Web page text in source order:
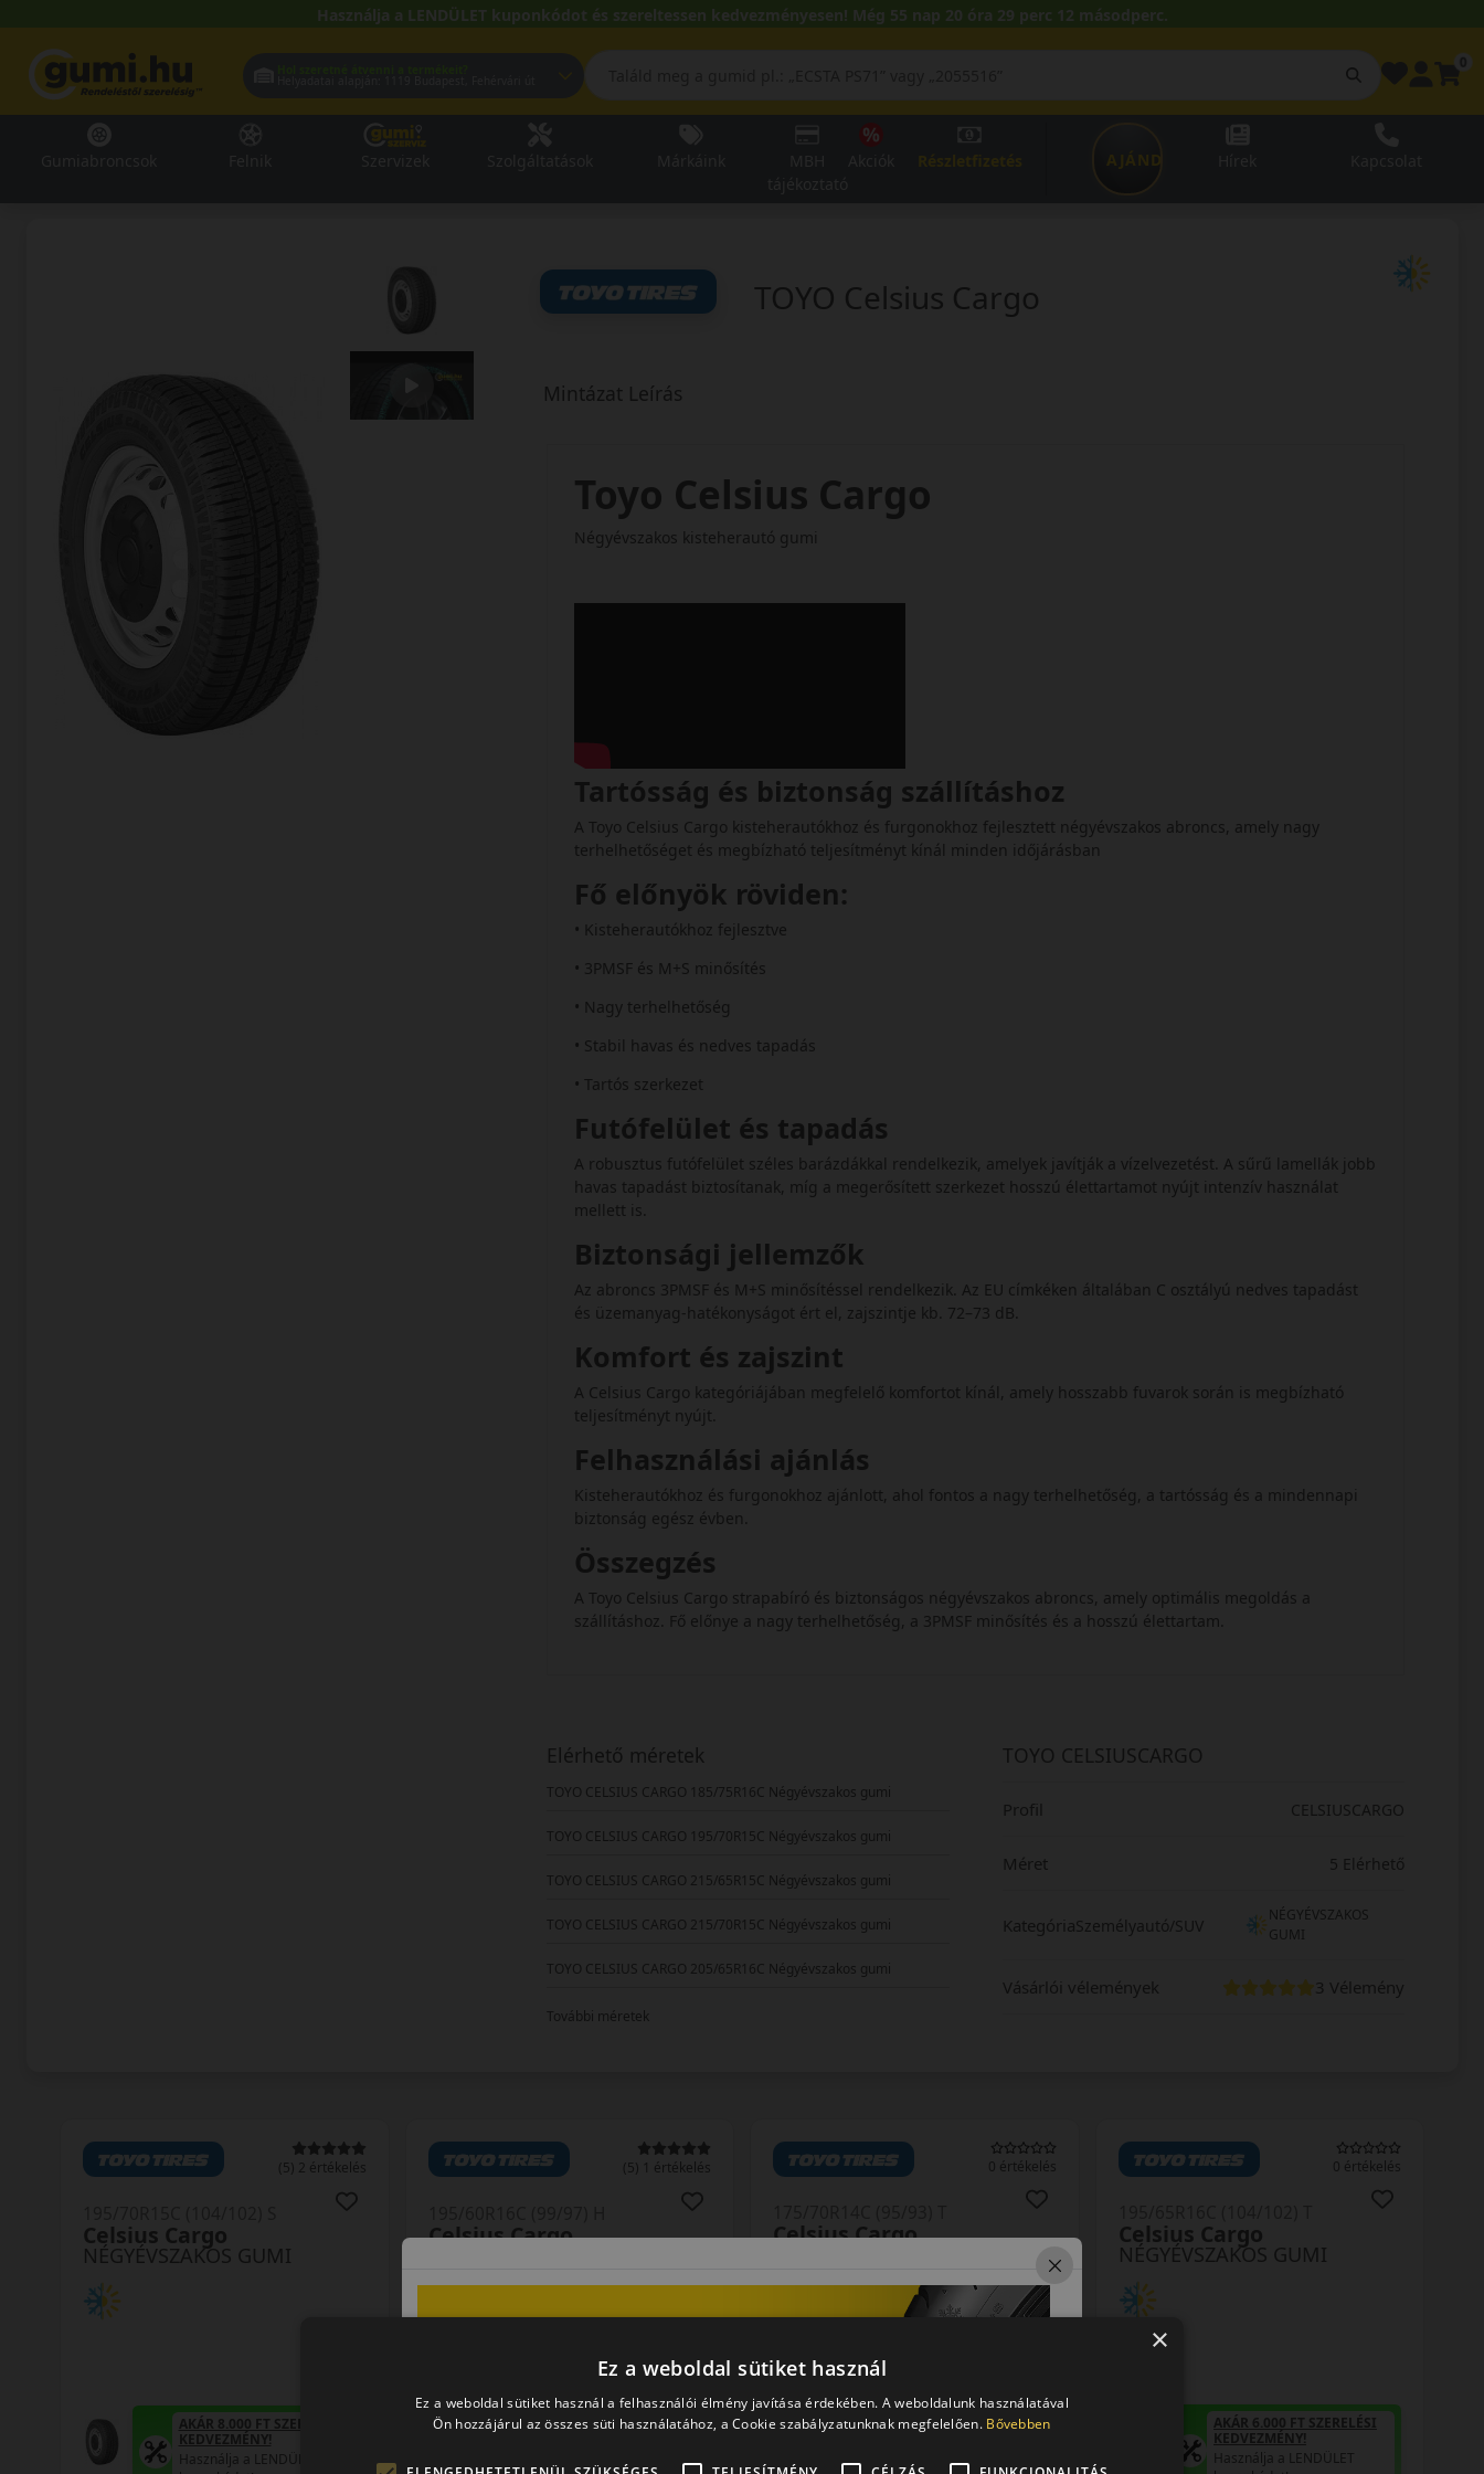
Használja a LENDÜLET kuponkódot és szereltessen kedvezményesen! Még 55 nap 20 óra 29 perc 11 másodperc.
AJÁNDÉKUTALVÁNY
TOYO Celsius Cargo
Mintázat Leírás
Toyo Celsius Cargo
Négyévszakos kisteherautó gumi
Tartósság és biztonság szállításhoz
A Toyo Celsius Cargo kisteherautókhoz és furgonokhoz fejlesztett négyévszakos abroncs, amely nagy
terhelhetőséget és megbízható teljesítményt kínál minden időjárásban
Fő előnyök röviden:
• Kisteherautókhoz fejlesztve
• 3PMSF és M+S minősítés
• Nagy terhelhetőség
• Stabil havas és nedves tapadás
• Tartós szerkezet
Futófelület és tapadás
A robusztus futófelület széles barázdákkal rendelkezik, amelyek javítják a vízelvezetést. A sűrű lamellák jobb
havas tapadást biztosítanak, míg a megerősített szerkezet hosszú élettartamot nyújt intenzív használat
mellett is.
Biztonsági jellemzők
Az abroncs 3PMSF és M+S minősítéssel rendelkezik. Az EU címkéken általában C osztályú nedves tapadást
és üzemanyag-hatékonyságot ért el, zajszintje kb. 72–73 dB.
Komfort és zajszint
A Celsius Cargo kategóriájában megfelelő komfortot kínál, amely hosszabb fuvarok során is megbízható
teljesítményt nyújt.
Felhasználási ajánlás
Kisteherautókhoz és furgonokhoz ajánlott, ahol fontos a nagy terhelhetőség, a tartósság és a mindennapi
biztonság egész évben.
Összegzés
A Toyo Celsius Cargo strapabíró és biztonságos négyévszakos abroncs, amely optimális megoldás a
szállításhoz. Fő előnye a nagy terhelhetőség, a 3PMSF minősítés és a hosszú élettartam.
Elérhető méretek
TOYO CELSIUS CARGO 185/75R16C Négyévszakos gumi
TOYO CELSIUS CARGO 195/70R15C Négyévszakos gumi
TOYO CELSIUS CARGO 215/65R15C Négyévszakos gumi
TOYO CELSIUS CARGO 215/70R15C Négyévszakos gumi
TOYO CELSIUS CARGO 205/65R16C Négyévszakos gumi
További méretek
TOYO CELSIUSCARGO
Profil CELSIUSCARGO
Méret 5 Elérhető
KategóriaSzemélyautó/SUV
NÉGYÉVSZAKOS
GUMI
Vásárlói vélemények 3 Vélemény
(5) 2 értékelés
NÉGYÉVSZAKOS GUMI
Celsius Cargo
AKÁR 8.000 FT SZERELÉSI
KEDVEZMÉNY!
Használja a LENDÜLET
(5) 1 értékelés
Celsius Cargo
AKÁR 6.000 FT SZERELÉSI
0 értékelés
Celsius Cargo
AKÁR 8.000 FT SZERELÉSI
KEDVEZMÉNY!
0 értékelés
NÉGYÉVSZAKOS GUMI
Celsius Cargo
AKÁR 6.000 FT SZERELÉSI
KEDVEZMÉNY!
Használja a LENDÜLET
×
Ez a weboldal sütiket használ
Ez a weboldal sütiket használ a felhasználói élmény javítása érdekében. A weboldalunk használatával
Ön hozzájárul az összes süti használatához, a Cookie szabályzatunknak megfelelően. Bővebben